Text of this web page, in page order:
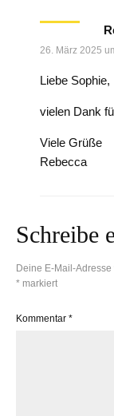
26. März 2025
Liebe Sophie,
vielen Dank
Viele Grüße
Rebecca
Schreibe
Deine E-Mail-
* markiert
Kommentar *